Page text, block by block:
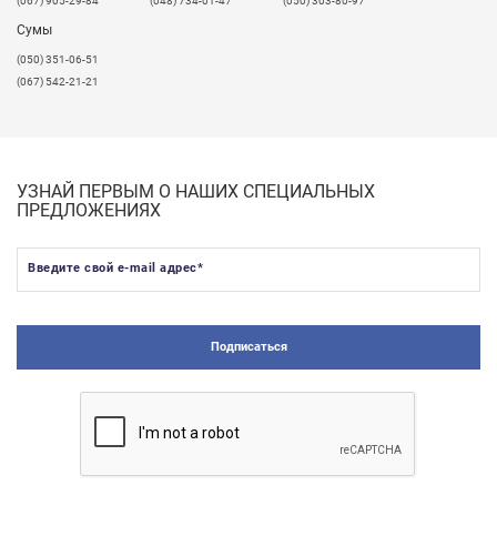
Сумы
(050) 351-06-51
(067) 542-21-21
УЗНАЙ ПЕРВЫМ О НАШИХ СПЕЦИАЛЬНЫХ
ПРЕДЛОЖЕНИЯХ
Введите свой e-mail адрес*
Подписаться